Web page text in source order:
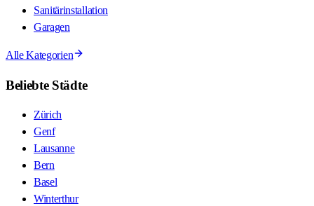
Sanitärinstallation
Garagen
Alle Kategorien
Beliebte Städte
Zürich
Genf
Lausanne
Bern
Basel
Winterthur